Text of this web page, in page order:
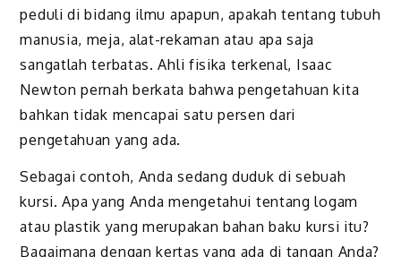
peduli di bidang ilmu apapun, apakah tentang tubuh
manusia, meja, alat-rekaman atau apa saja
sangatlah terbatas. Ahli fisika terkenal, Isaac
Newton pernah berkata bahwa pengetahuan kita
bahkan tidak mencapai satu persen dari
pengetahuan yang ada.
Sebagai contoh, Anda sedang duduk di sebuah
kursi. Apa yang Anda mengetahui tentang logam
atau plastik yang merupakan bahan baku kursi itu?
Bagaimana dengan kertas yang ada di tangan Anda?